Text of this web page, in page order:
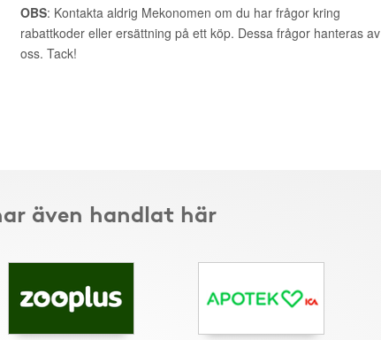
OBS: Kontakta aldrig Mekonomen om du har frågor kring
rabattkoder eller ersättning på ett köp. Dessa frågor hanteras av
oss. Tack!
även handlat här